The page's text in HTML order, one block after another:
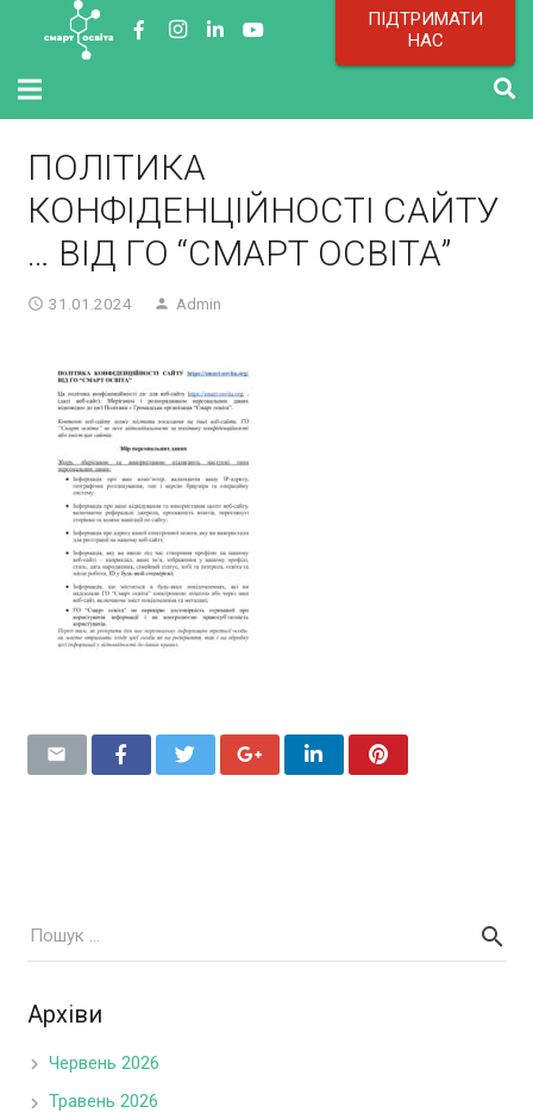
ПІДТРИМАТИ
НАС
ПОЛІТИКА
КОНФІДЕНЦІЙНОСТІ САЙТУ
… ВІД ГО “СМАРТ ОСВІТА”
31.01.2024 Admin
Архіви
Червень 2026
Травень 2026